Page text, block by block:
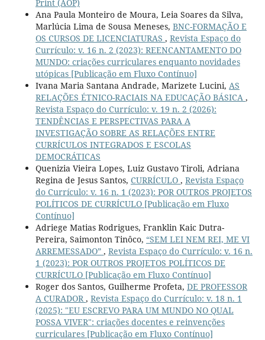
Print (AOP)
Ana Paula Monteiro de Moura, Leia Soares da Silva,
Marlúcia Lima de Sousa Meneses, BNC-FORMAÇÃO E
OS CURSOS DE LICENCIATURAS , Revista Espaço do
Currículo: v. 16 n. 2 (2023): REENCANTAMENTO DO
MUNDO: criações curriculares enquanto novidades
utópicas [Publicação em Fluxo Contínuo]
Ivana Maria Santana Andrade, Marizete Lucini, AS
RELAÇÕES ÉTNICO-RACIAIS NA EDUCAÇÃO BÁSICA ,
Revista Espaço do Currículo: v. 19 n. 2 (2026):
TENDÊNCIAS E PERSPECTIVAS PARA A
INVESTIGAÇÃO SOBRE AS RELAÇÕES ENTRE
CURRÍCULOS INTEGRADOS E ESCOLAS
DEMOCRÁTICAS
Quenizia Vieira Lopes, Luiz Gustavo Tiroli, Adriana
Regina de Jesus Santos, CURRÍCULO , Revista Espaço
do Currículo: v. 16 n. 1 (2023): POR OUTROS PROJETOS
POLÍTICOS DE CURRÍCULO [Publicação em Fluxo
Contínuo]
Adriege Matias Rodrigues, Franklin Kaic Dutra-
Pereira, Saimonton Tinôco, “SEM LEI NEM REI, ME VI
ARREMESSADO” , Revista Espaço do Currículo: v. 16 n.
1 (2023): POR OUTROS PROJETOS POLÍTICOS DE
CURRÍCULO [Publicação em Fluxo Contínuo]
Roger dos Santos, Guilherme Profeta, DE PROFESSOR
A CURADOR , Revista Espaço do Currículo: v. 18 n. 1
(2025): "EU ESCREVO PARA UM MUNDO NO QUAL
POSSA VIVER": criações docentes e reinvenções
curriculares [Publicação em Fluxo Contínuo]